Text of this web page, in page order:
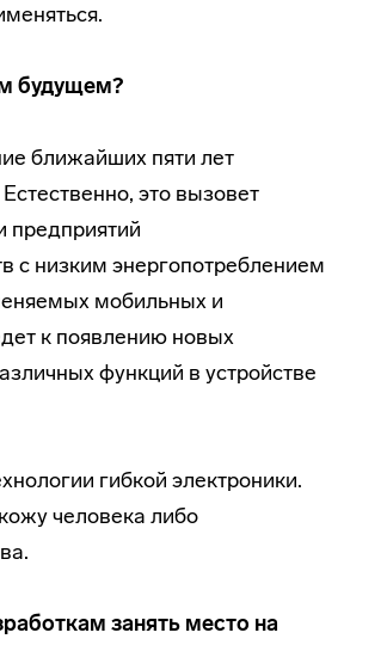
будущем?
ближайших пяти лет
это вызовет
предприятий
с низким энергопотреблением
мобильных и
к появлению новых
функций в устройстве
гибкой электроники.
человека либо
занять место на